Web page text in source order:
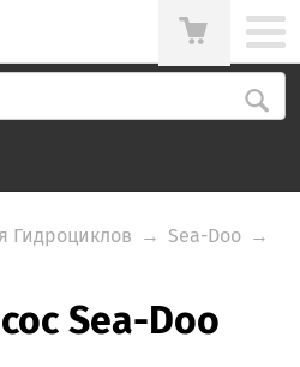
Гидроциклов → Sea-Doo →
Sea-Doo